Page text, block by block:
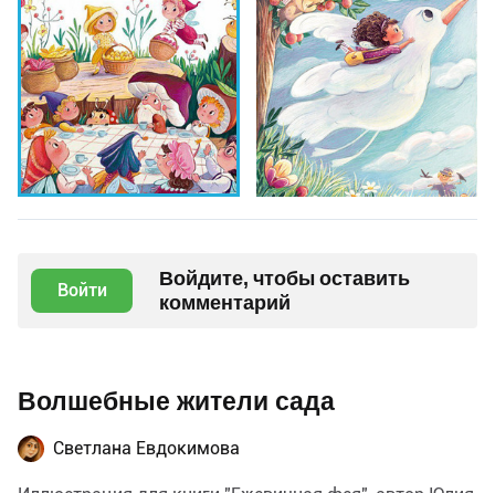
Войти
Войдите, чтобы оставить
комментарий
Волшебные жители сада
Светлана Евдокимова